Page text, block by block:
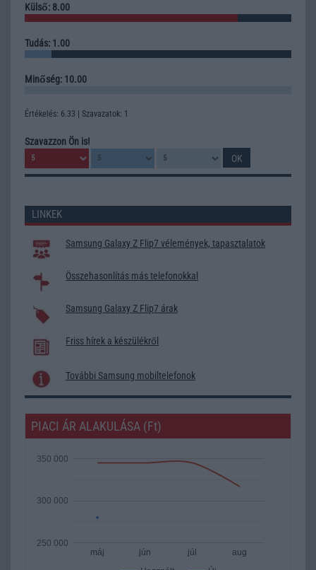
Külső: 8.00
Tudás: 1.00
Minőség: 10.00
Értékelés: 6.33 | Szavazatok: 1
Szavazzon Ön is!
LINKEK
Samsung Galaxy Z Flip7 vélemények, tapasztalatok
Összehasonlítás más telefonokkal
Samsung Galaxy Z Flip7 árak
Friss hírek a készülékről
További Samsung mobiltelefonok
PIACI ÁR ALAKULÁSA (Ft)
máj jún júl aug
250 000
300 000
350 000